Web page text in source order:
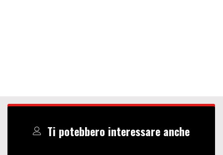
Ti potebbero interessare anche